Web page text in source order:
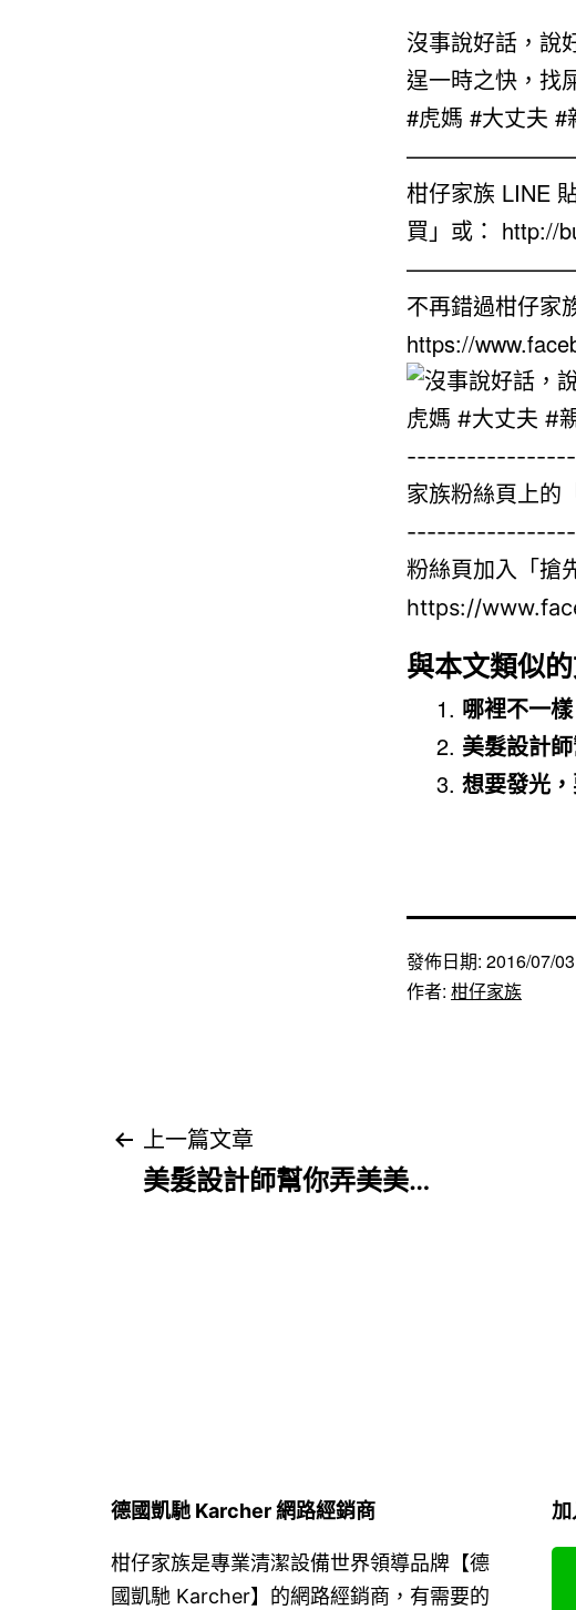
沒事說好話，說
逞一時之快，找
#虎媽 #大丈夫
柑仔家族 LINE
買」或： http://
不再錯過柑仔家
https://
與本文類似的
哪裡不一
美髮設計
想要發光
發佈日期: 2016/07/03
作者: 柑仔家族
文上一篇文章
美髮設計師幫你弄美美…
德國凱馳 Karcher 網路經銷商
柑仔家族是專業清潔設備世界領導品牌【德
國凱馳 Karcher】的網路經銷商，有需要的